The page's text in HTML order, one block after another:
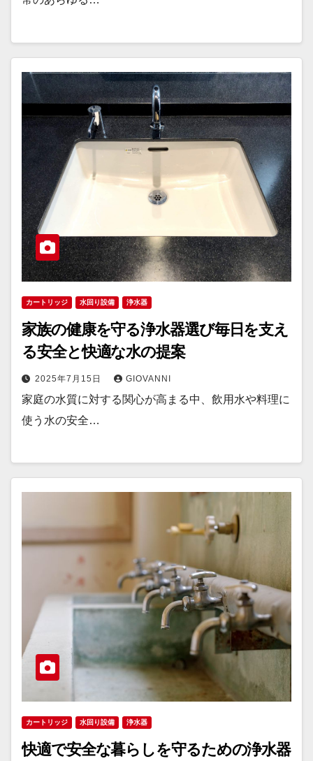
カートリッジ 水回り設備 浄水器
家族の健康を守る浄水器選び毎日を支え
る安全と快適な水の提案
2025年7月15日 GIOVANNI
家庭の水質に対する関心が高まる中、飲用水や料理に
使う水の安全…
カートリッジ 水回り設備 浄水器
快適で安全な暮らしを守るための浄水器